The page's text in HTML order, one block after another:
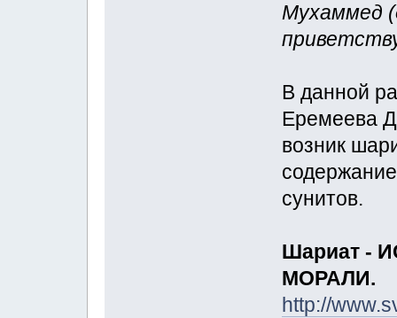
Мухаммед
В данной
Еремеева
возник
сунитов.
Шариат -
МОРАЛИ.
http://